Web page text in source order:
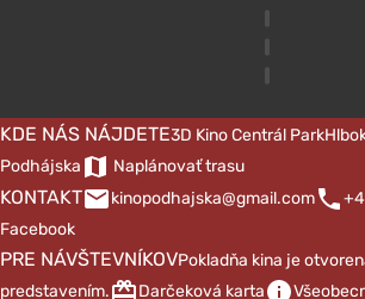
KDE NÁS NÁJDETE3D Kino Centrál Park
Podhájska
Naplánovať trasu
KONTAKT kinopodhajska@gmail.com
Facebook
PRE NÁVŠTEVNÍKOVPokladňa kina je
predstavením.
Darčeková karta